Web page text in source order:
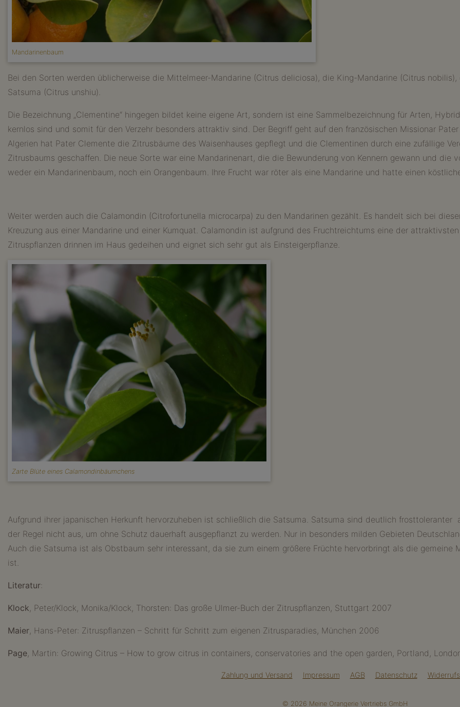
Mandarinenbaum
Bei den Sorten werden üblicherweise die Mittelmeer-Mandarine (Citrus deliciosa), die King-Mandarine (Citrus
Satsuma (Citrus unshiu).
Die Bezeichnung „Clementine“ hingegen bildet keine eigene Art, sondern ist eine Sammelbezeichnung für Arten,
kernlos sind und somit für den Verzehr besonders attraktiv sind. Der Begriff geht auf den französischen Missionar
Algerien hat Pater Clemente die Zitrusbäume des Waisenhauses gepflegt und die Clementinen durch eine zufällige
Zitrusbaums geschaffen. Die neue Sorte war eine Mandarinenart, die die Bewunderung von Kennern gewann und die
weder ein Mandarinenbaum, noch ein Orangenbaum. Ihre Frucht war röter als eine Mandarine und hatte einen
Weiter werden auch die Calamondin (Citrofortunella microcarpa) zu den Mandarinen gezählt. Es handelt sich bei
Kreuzung aus einer Mandarine und einer Kumquat. Calamondin ist aufgrund des Fruchtreichtums eine der
Zitruspflanzen drinnen im Haus gedeihen und eignet sich sehr gut als Einsteigerpflanze.
Zarte Blüte eines Calamondinbäumchens
Aufgrund ihrer japanischen Herkunft hervorzuheben ist schließlich die Satsuma. Satsuma sind deutlich
der Regel nicht aus, um ohne Schutz dauerhaft ausgepflanzt zu werden. Nur in besonders milden Gebieten
Auch die Satsuma ist als Obstbaum sehr interessant, da sie zum einem größere Früchte hervorbringt als die gemeine
ist.
Literatur:
Klock, Peter/Klock, Monika/Klock, Thorsten: Das große Ulmer-Buch der Zitruspflanzen, Stuttgart 2007
Maier, Hans-Peter: Zitruspflanzen – Schritt für Schritt zum eigenen Zitrusparadies, München 2006
Page, Martin: Growing Citrus – How to grow citrus in containers, conservatories and the open garden, Portland,
Zahlung und Versand Impressum AGB Datenschutz
© 2026 Meine Orangerie Vertriebs GmbH